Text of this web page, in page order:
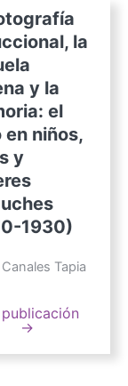
la
y la
el
niños,
y
1930)
Tapia
→